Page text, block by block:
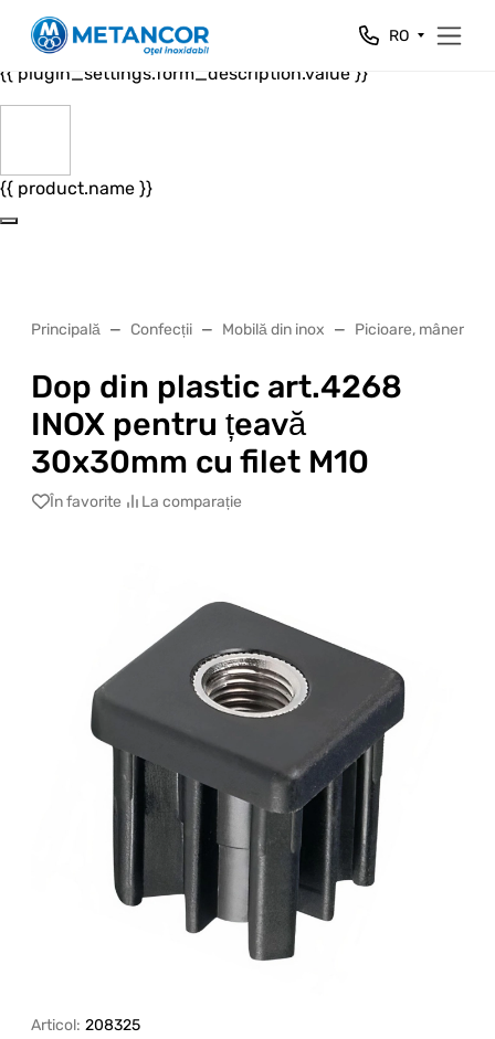
Close
{{ plugin_settings.form_header.value }}
{{ plugin_settings.form_description.value }}
{{ product.name }}
RO
Principală Confecții Mobilă din inox Picioare, mânere,
Dop din plastic art.4268
INOX pentru țeavă
30x30mm cu filet M10
În favorite La comparație
Articol: 208325